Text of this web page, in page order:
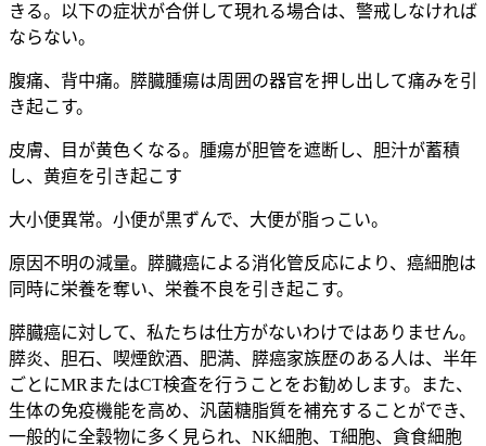
きる。以下の症状が合併して現れる場合は、警戒しなければ
ならない。
腹痛、背中痛。膵臓腫瘍は周囲の器官を押し出して痛みを引
き起こす。
皮膚、目が黄色くなる。腫瘍が胆管を遮断し、胆汁が蓄積
し、黄疸を引き起こす
大小便異常。小便が黒ずんで、大便が脂っこい。
原因不明の減量。膵臓癌による消化管反応により、癌細胞は
同時に栄養を奪い、栄養不良を引き起こす。
膵臓癌に対して、私たちは仕方がないわけではありません。
膵炎、胆石、喫煙飲酒、肥満、膵癌家族歴のある人は、半年
ごとにMRまたはCT検査を行うことをお勧めします。また、
生体の免疫機能を高め、汎菌糖脂質を補充することができ、
一般的に全穀物に多く見られ、NK細胞、T細胞、貪食細胞